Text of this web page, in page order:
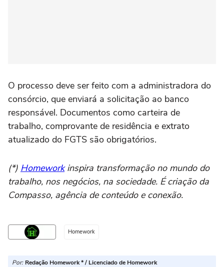
O processo deve ser feito com a administradora do
consórcio, que enviará a solicitação ao banco
responsável. Documentos como carteira de
trabalho, comprovante de residência e extrato
atualizado do FGTS são obrigatórios.
(*) Homeworkinspira transformação no mundo do
trabalho, nos negócios, na sociedade. É criação da
Compasso, agência de conteúdo e conexão.
Homework
Por: Redação Homework * / Licenciado de Homework